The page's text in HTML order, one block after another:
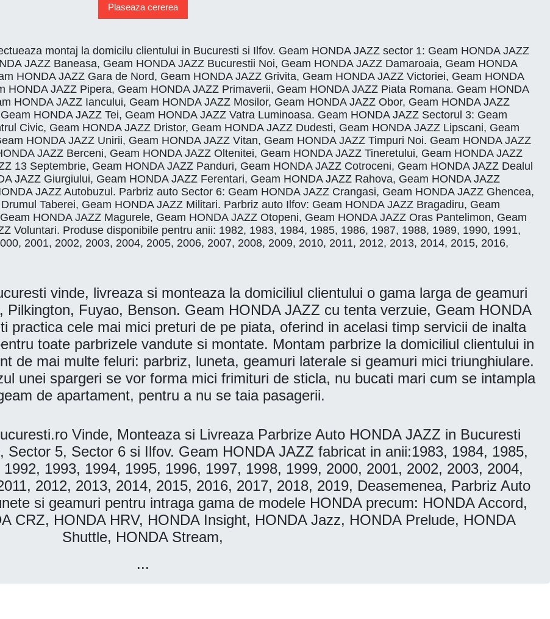
Plaseaza cererea
montaj la domicilu clientului in Bucuresti si Ilfov. Geam HONDA JAZZ sector 1: Geam HONDA JAZZ
JAZZ Baneasa, Geam HONDA JAZZ Bucurestii Noi, Geam HONDA JAZZ Damaroaia, Geam HONDA
HONDA JAZZ Gara de Nord, Geam HONDA JAZZ Grivita, Geam HONDA JAZZ Victoriei, Geam HONDA
JAZZ Pipera, Geam HONDA JAZZ Primaverii, Geam HONDA JAZZ Piata Romana. Geam HONDA
HONDA JAZZ Iancului, Geam HONDA JAZZ Mosilor, Geam HONDA JAZZ Obor, Geam HONDA JAZZ
HONDA JAZZ Tei, Geam HONDA JAZZ Vatra Luminoasa. Geam HONDA JAZZ Sectorul 3: Geam
Civic, Geam HONDA JAZZ Dristor, Geam HONDA JAZZ Dudesti, Geam HONDA JAZZ Lipscani, Geam
HONDA JAZZ Unirii, Geam HONDA JAZZ Vitan, Geam HONDA JAZZ Timpuri Noi. Geam HONDA JAZZ
JAZZ Berceni, Geam HONDA JAZZ Oltenitei, Geam HONDA JAZZ Tineretului, Geam HONDA JAZZ
13 Septembrie, Geam HONDA JAZZ Panduri, Geam HONDA JAZZ Cotroceni, Geam HONDA JAZZ Dealul
JAZZ Giurgiului, Geam HONDA JAZZ Ferentari, Geam HONDA JAZZ Rahova, Geam HONDA JAZZ
JAZZ Autobuzul. Parbriz auto Sector 6: Geam HONDA JAZZ Crangasi, Geam HONDA JAZZ Ghencea,
Taberei, Geam HONDA JAZZ Militari. Parbriz auto Ilfov: Geam HONDA JAZZ Bragadiru, Geam
HONDA JAZZ Magurele, Geam HONDA JAZZ Otopeni, Geam HONDA JAZZ Oras Pantelimon, Geam
Voluntari. Produse disponibile pentru anii: 1982, 1983, 1984, 1985, 1986, 1987, 1988, 1989, 1990, 1991,
2001, 2002, 2003, 2004, 2005, 2006, 2007, 2008, 2009, 2010, 2011, 2012, 2013, 2014, 2015, 2016,
vinde, livreaza si monteaza la domiciliul clientului o gama larga de geamuri
Fuyao, Benson. Geam HONDA JAZZ cu tenta verzuie, Geam HONDA
practica cele mai mici preturi de pe piata, oferind in acelasi timp servicii de inalta
toate parbrizele vandute si montate. Montam parbrize la domiciliul clientului in
de mai multe feluri: parbriz, luneta, geamuri laterale si geamuri mici triunghiulare.
unei spargeri se vor forma mici frimituri de sticla, nu bucati mari cum se intampla
de apartament, pentru a nu se taia pasagerii.
Vinde, Monteaza si Livreaza Parbrize Auto HONDA JAZZ in Bucuresti
5, Sector 6 si Ilfov. Geam HONDA JAZZ fabricat in anii:1983, 1984, 1985,
1993, 1994, 1995, 1996, 1997, 1998, 1999, 2000, 2001, 2002, 2003, 2004,
2012, 2013, 2014, 2015, 2016, 2017, 2018, 2019, Deasemenea, Parbriz Auto
si geamuri pentru intraga gama de modele HONDA precum: HONDA Accord,
CRZ, HONDA HRV, HONDA Insight, HONDA Jazz, HONDA Prelude, HONDA
Shuttle, HONDA Stream,
...